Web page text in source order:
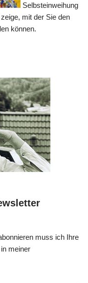
Selbsteinweihung
mit der Sie den
können.
muss ich Ihre
meiner